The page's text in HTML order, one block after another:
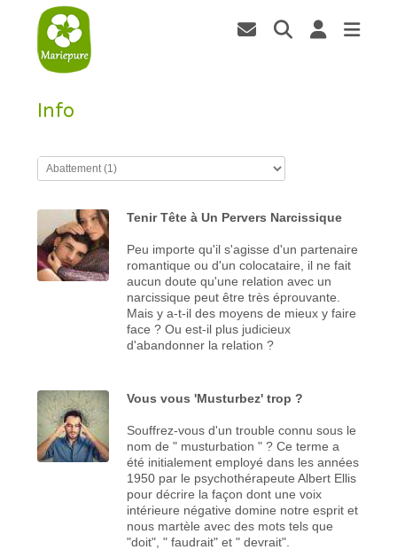
Info
Tenir Tête à Un Pervers Narcissique
Peu importe qu'il s'agisse d'un partenaire
romantique ou d'un colocataire, il ne fait
aucun doute qu'une relation avec un
narcissique peut être très éprouvante.
Mais y a-t-il des moyens de mieux y faire
face ? Ou est-il plus judicieux
d'abandonner la relation ?
Vous vous 'Musturbez' trop ?
Souffrez-vous d'un trouble connu sous le
nom de " musturbation " ? Ce terme a
été initialement employé dans les années
1950 par le psychothérapeute Albert Ellis
pour décrire la façon dont une voix
intérieure négative domine notre esprit et
nous martèle avec des mots tels que
"doit", " faudrait" et " devrait".